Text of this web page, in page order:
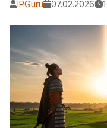
IPGuru 07.02.2026